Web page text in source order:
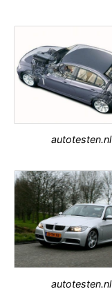
autotesten.nl
autotesten.nl